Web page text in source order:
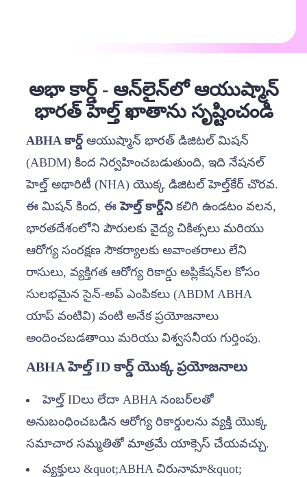
అభా కార్డ్ - ఆన్‌లైన్‌లో ఆయుష్మాన్
భారత్ హెల్త్ ఖాతాను సృష్టించండి
ABHA కార్డ్ ఆయుష్మాన్ భారత్ డిజిటల్ మిషన్
(ABDM) కింద నిర్వహించబడుతుంది, ఇది నేషనల్
హెల్త్ అథారిటీ (NHA) యొక్క డిజిటల్ హెల్త్‌కేర్ చొరవ.
ఈ మిషన్ కింద, ఈహెల్త్ కార్డ్‌ని కలిగి ఉండటం వలన,
భారతదేశంలోని పౌరులకు వైద్య చికిత్సలు మరియు
ఆరోగ్య సంరక్షణ సౌకర్యాలకు అవాంతరాలు లేని
రాసులు, వ్యక్తిగత ఆరోగ్య రికార్డు అప్లికేషన్‌ల కోసం
సులభమైన సైన్-అప్ ఎంపికలు (ABDM ABHA
యాప్ వంటివి) వంటి అనేక ప్రయోజనాలు
అందించబడతాయి మరియు విశ్వసనీయ గుర్తింపు.
ABHA హెల్త్ ID కార్డ్ యొక్క ప్రయోజనాలు
హెల్త్ IDలు లేదా ABHA నంబర్‌లతో
అనుబంధించబడిన ఆరోగ్య రికార్డులను వ్యక్తి యొక్క
సమాచార సమ్మతితో మాత్రమే యాక్సెస్ చేయవచ్చు.
వ్యక్తులు &quot;ABHA చిరునామా&quot;